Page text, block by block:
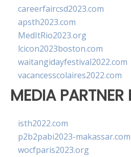
careerfaircsd2023.com
apsth2023.com
MedItRio2023.org
lcicon2023boston.com
waitangidayfestival2022.com
vacancesscolaires2022.com
MEDIA PARTNER
isth2022.com
p2b2pabi2023-makassar.com
wocfparis2023.org